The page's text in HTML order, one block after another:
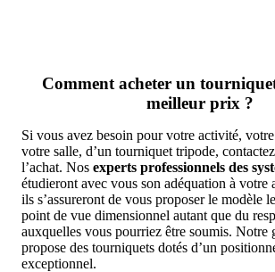
Comment acheter un
meilleur prix ?
Si vous avez besoin pour votre activité,
votre salle, d’un tourniquet tripode,
l’achat. Nos experts professionnels des
étudieront avec vous son adéquation à votre
ils s’assureront de vous proposer le modèle
point de vue dimensionnel autant que du
auxquelles vous pourriez être soumis. Notre
propose des tourniquets dotés d’un
exceptionnel.